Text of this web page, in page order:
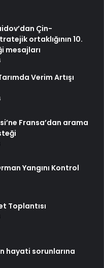
Çin-
ortaklığının 10.
mesajları
Verim Artışı
Fransa’dan arama
Yangını Kontrol
Toplantısı
hayati sorunlarına